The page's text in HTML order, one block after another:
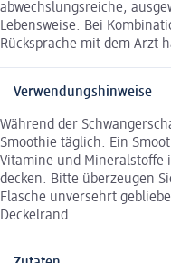
abwechslungsreiche,
Lebensweise. Bei
Rücksprache mit dem Arzt
Verwendungshinweise
Während der
Smoothie täglich. Ein
Vitamine und Mineralstoffe
decken. Bitte überzeugen
Flasche unversehrt
Deckelrand